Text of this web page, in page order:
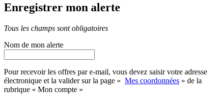
Enregistrer mon alerte
Tous les champs sont obligatoires
Nom de mon alerte
Pour recevoir les offres par e-mail, vous devez saisir votre adresse
électronique et la valider sur la page « Mes coordonnées » de la
rubrique « Mon compte »